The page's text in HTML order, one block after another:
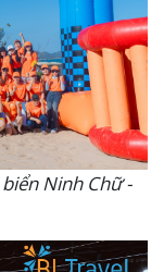
Ninh Chữ -